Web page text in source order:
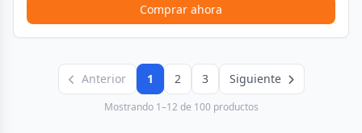
Comprar ahora
Anterior 1 2 3 Siguiente
Mostrando 1–12 de 100 productos